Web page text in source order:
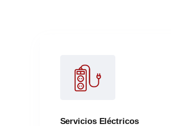
Servicios Eléctricos